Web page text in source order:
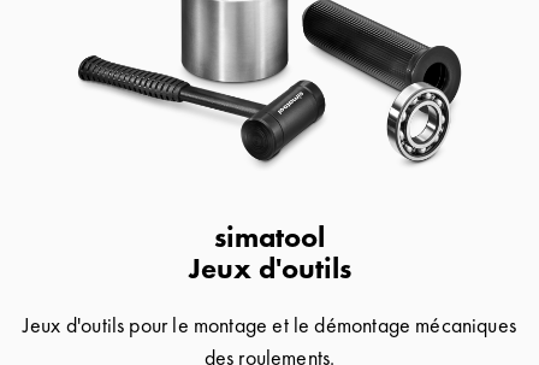
simatool
Jeux d'outils
Jeux d'outils pour le montage et le démontage mécaniques
des roulements.